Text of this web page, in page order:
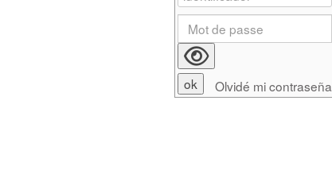
Olvidé mi contraseña